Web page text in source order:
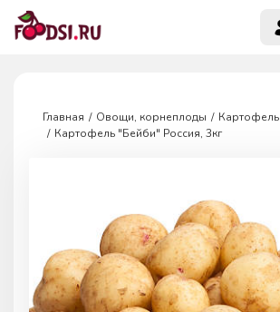
Главная Овощи, корнеплоды
Картофель
Картофель "Бейби" Россия, 3кг